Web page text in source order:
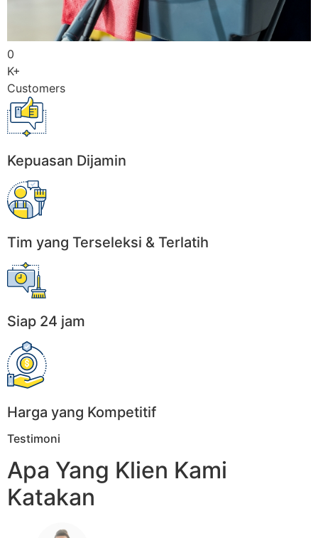
0
K+
Customers
Kepuasan Dijamin
Tim yang Terseleksi & Terlatih
Siap 24 jam
Harga yang Kompetitif
Testimoni
Apa Yang Klien Kami
Katakan